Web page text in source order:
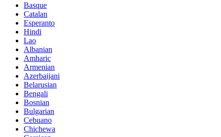
Basque
Catalan
Esperanto
Hindi
Lao
Albanian
Amharic
Armenian
Azerbaijani
Belarusian
Bengali
Bosnian
Bulgarian
Cebuano
Chichewa